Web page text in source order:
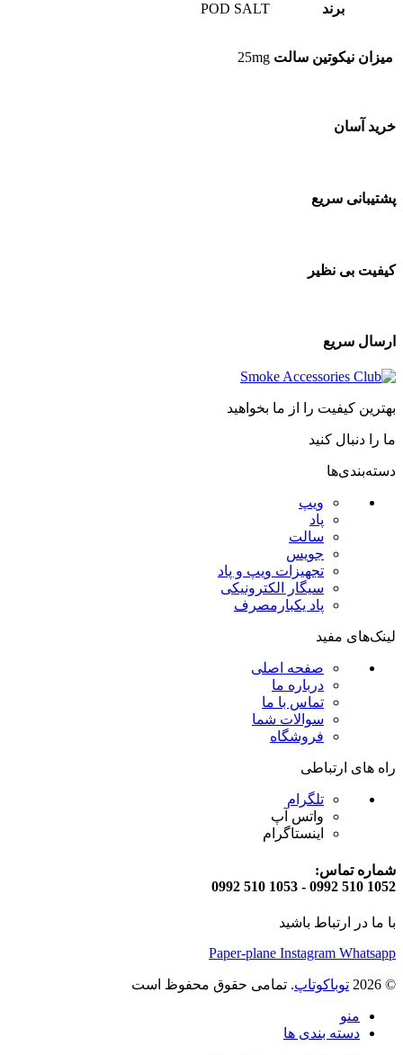
برند POD SALT
میزان نیکوتین سالت 25mg
خرید آسان
پشتیبانی سریع
کیفیت بی نظیر
ارسال سریع
بهترین کیفیت را از ما بخواهید
ما را دنبال کنید
دسته‌بندی‌ها
ویپ
پاد
سالت
جویس
تجهیزات ویپ و پاد
سیگار الکترونیکی
پاد یکبارمصرف
لینک‌های مفید
صفحه اصلی
درباره ما
تماس با ما
سوالات شما
فروشگاه
راه های ارتباطی
تلگرام
واتس آپ
اینستاگرام
شماره تماس:
1052 510 0992 - 1053 510 0992
با ما در ارتباط باشید
Paper-plane Instagram Whatsapp
© 2026 توباکوتاپ. تمامی حقوق محفوظ است
منو
دسته بندی ها